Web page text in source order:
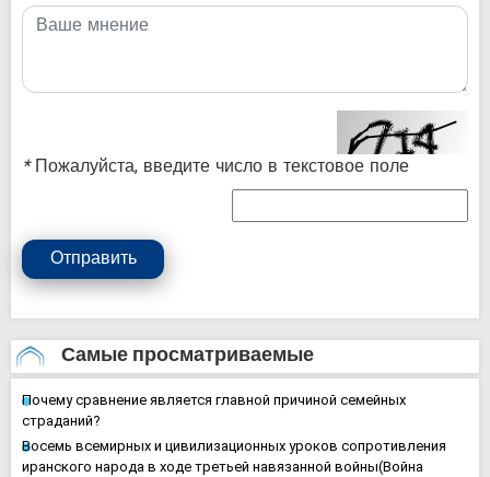
*Пожалуйста, введите число в текстовое поле
Отправить
Самые просматриваемые
Почему сравнение является главной причиной семейных
страданий?
Восемь всемирных и цивилизационных уроков сопротивления
иранского народа в ходе третьей навязанной войны(Война